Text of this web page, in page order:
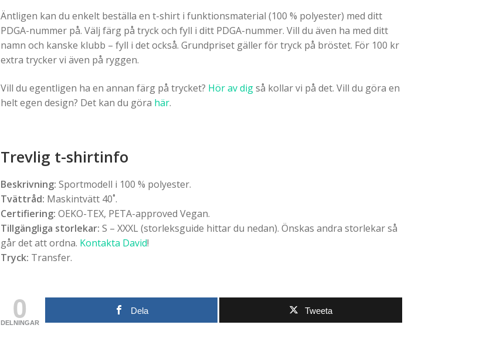
Äntligen kan du enkelt beställa en t-shirt i funktionsmaterial (100 % polyester) med ditt
PDGA-nummer på. Välj färg på tryck och fyll i ditt PDGA-nummer. Vill du även ha med ditt
namn och kanske klubb – fyll i det också. Grundpriset gäller för tryck på bröstet. För 100 kr
extra trycker vi även på ryggen.
Vill du egentligen ha en annan färg på trycket? Hör av digså kollar vi på det. Vill du göra en
helt egen design? Det kan du göra här.
Trevlig t-shirtinfo
Beskrivning: Sportmodell i 100 % polyester.
Tvättråd: Maskintvätt 40˚.
Certifiering: OEKO-TEX, PETA-approved Vegan.
Tillgängliga storlekar: S – XXXL (storleksguide hittar du nedan). Önskas andra storlekar så
går det att ordna. Kontakta David!
Tryck: Transfer.
0
DELNINGAR
Dela Tweeta